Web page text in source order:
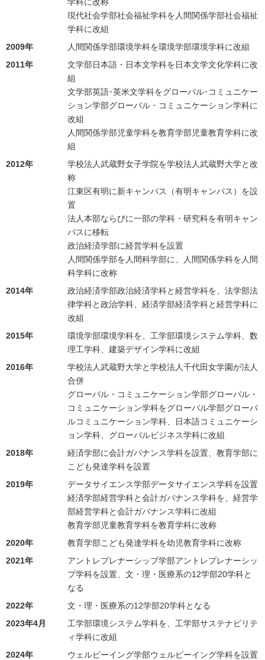
現代社会学部社会福祉学科を人間関係学部社会福祉
学科に改組
2009年
人間関係学部環境学科を環境学部環境学科に改組
2011年
文学部日本語・日本文学科を日本文学文化学科に改
組
文学部英語･英米文学科をグローバル･コミュニケー
ション学部グローバル・コミュニケーション学科に
改組
人間関係学部児童学科を教育学部児童教育学科に改
組
2012年
学校法人武蔵野女子学院を学校法人武蔵野大学と改
称
江東区有明に新キャンパス（有明キャンパス）を設
置
法人本部ならびに一部の学科・研究科を有明キャン
パスに移転
政治経済学部に経営学科を設置
人間関係学部を人間科学部に、人間関係学科を人間
科学科に改称
2014年
政治経済学部政治経済学科と経営学科を、法学部法
律学科と政治学科、経済学部経済学科と経営学科に
改組
2015年
環境学部環境学科を、工学部環境システム学科、数
理工学科、建築デザイン学科に改組
2016年
学校法人武蔵野大学と学校法人千代田女学園が法人
合併
グローバル・コミュニケーション学部グローバル・
コミュニケーション学科をグローバル学部グローバ
ルコミュニケーション学科、日本語コミュニケーシ
ョン学科、グローバルビジネス学科に改組
2018年
経済学部に会計ガバナンス学科を設置、教育学部に
こども発達学科を設置
2019年
データサイエンス学部データサイエンス学科を設置
経済学部経営学科と会計ガバナンス学科を、経営学
部経営学科と会計ガバナンス学科に改組
教育学部児童教育学科を教育学科に改称
2020年
教育学部こども発達学科を幼児教育学科に改称
2021年
アントレプレナーシップ学部アントレプレナーシッ
プ学科を設置、文・理・医療系の12学部20学科と
なる
2022年
文・理・医療系の12学部20学科となる
2023年4月
工学部環境システム学科を、工学部サステナビリテ
ィ学科に改組
2024年
ウェルビーイング学部ウェルビーイング学科を設置